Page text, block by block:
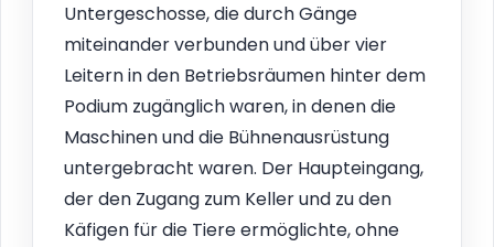
Untergeschosse, die durch Gänge
miteinander verbunden und über vier
Leitern in den Betriebsräumen hinter dem
Podium zugänglich waren, in denen die
Maschinen und die Bühnenausrüstung
untergebracht waren. Der Haupteingang,
der den Zugang zum Keller und zu den
Käfigen für die Tiere ermöglichte, ohne